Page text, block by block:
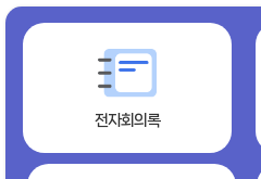
전자회의록